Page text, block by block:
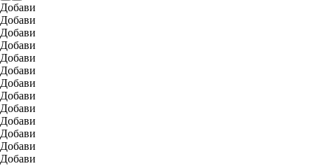
Добави
Добави
Добави
Добави
Добави
Добави
Добави
Добави
Добави
Добави
Добави
Добави
Добави